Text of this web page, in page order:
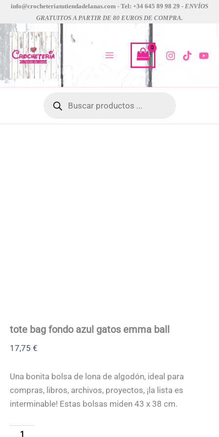
contenido
info@crocheteriatutiendadelanas.com - Tel: +34 645 89 98 29 - ENVÍOS
GRATUITOS A PARTIR DE 80 EUROS DE COMPRA.
productos
tote bag fondo azul gatos emma ball
17,75 €
Una bonita bolsa de lona de algodón, ideal para
compras, libros, archivos, proyectos, ¡la lista es
interminable! Estas bolsas miden 43 x 38 cm.
tote
fondo
azul
gatos
emma
ball
cantidad